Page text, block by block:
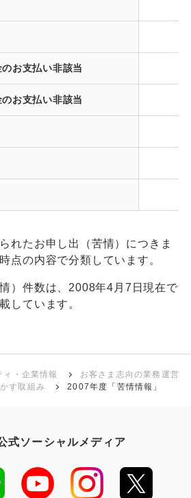
お支払い非該当
お支払い非該当
れたお申し出（苦情）につきま
点の内容で分類しています。
）件数は、2008年4月7日現在で
しています。
ィ・企業情報
お客さま志向の業務運営
す取組み
2007年度「苦情情報」
式ソーシャルメディア